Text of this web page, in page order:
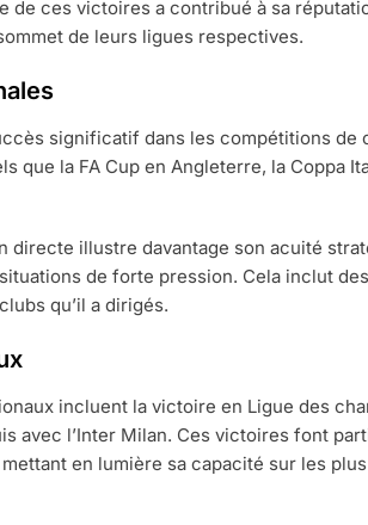
de ces victoires a contribué à sa
de leurs ligues respectives.
significatif dans les compétitions de
que la FA Cup en Angleterre, la Coppa
directe illustre davantage son acuité
de forte pression. Cela inclut
qu’il a dirigés.
incluent la victoire en Ligue des
avec l’Inter Milan. Ces victoires font
en lumière sa capacité sur les